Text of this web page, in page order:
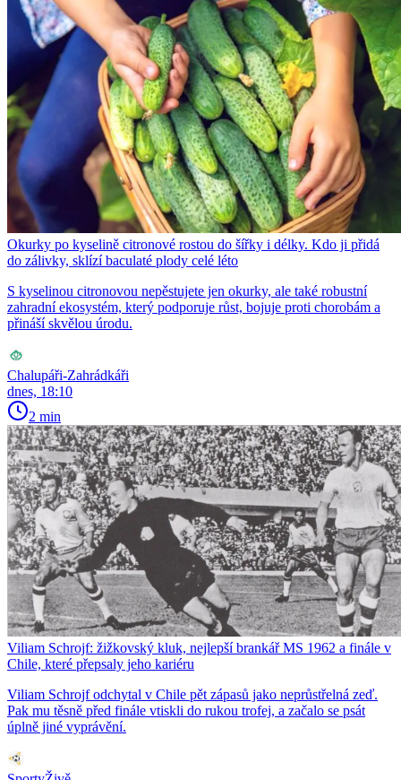
Okurky po kyselině citronové rostou do šířky i délky. Kdo ji přidá
do zálivky, sklízí baculaté plody celé léto
S kyselinou citronovou nepěstujete jen okurky, ale také robustní
zahradní ekosystém, který podporuje růst, bojuje proti chorobám a
přináší skvělou úrodu.
Chalupáři-Zahrádkáři
dnes, 18:10
2 min
Viliam Schrojf: žižkovský kluk, nejlepší brankář MS 1962 a finále v
Chile, které přepsaly jeho kariéru
Viliam Schrojf odchytal v Chile pět zápasů jako neprůstřelná zeď.
Pak mu těsně před finále vtiskli do rukou trofej, a začalo se psát
úplně jiné vyprávění.